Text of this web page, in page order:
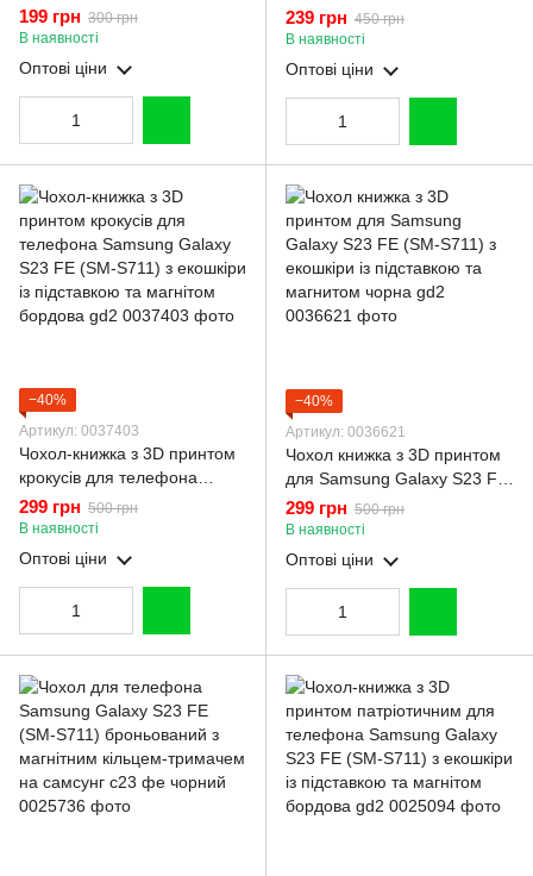
(SM-S711) карбоновий
протиударний з високими
бортами чорний
199 грн 300 грн
В наявності
Оптові ціни
блискітками з метеликами на
самсунг с23 фе бузковий
239 грн 450 грн
В наявності
Оптові ціни
−40%
Артикул: 0037403
Чохол-книжка з 3D принтом
крокусів для телефона
Samsung Galaxy S23 FE
(SM-S711) з екошкіри із
підставкою та магнітом
бордова gd2
299 грн 500 грн
В наявності
Оптові ціни
−40%
Артикул: 0036621
Чохол книжка з 3D принтом
для Samsung Galaxy S23 FE
(SM-S711) з екошкіри із
підставкою та магнитом
чорна gd2
299 грн 500 грн
В наявності
Оптові ціни